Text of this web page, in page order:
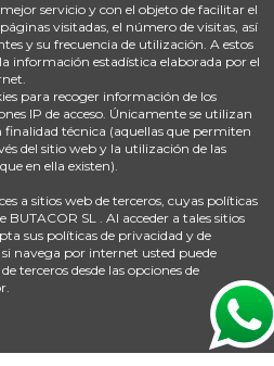
con nosotros
Aviso legal
de datos
de envío
derechos reservados. | Desarrollado por
Software
servicio y con el objeto de facilitar el
visitadas, el número de visitas, así
y su frecuencia de utilización. A estos
información estadística elaborada por el
para recoger información de los
IP de acceso. Únicamente se utilizan
finalidad técnica (aquellas que permiten
del sitio web y la utilización de las
en ella existen).
a sitios web de terceros, cuyas políticas
BUTACOR SL . Al acceder a tales sitios
sus políticas de privacidad y de
navega por internet usted puede
terceros desde las opciones de